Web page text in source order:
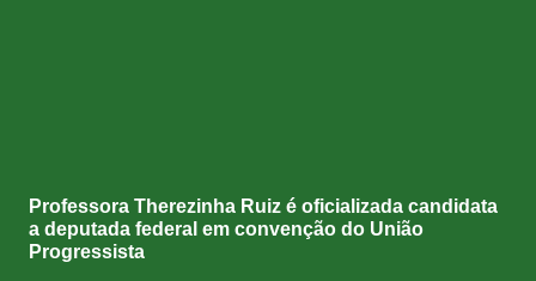
Professora Therezinha Ruiz é oficializada candidata
a deputada federal em convenção do União
Progressista